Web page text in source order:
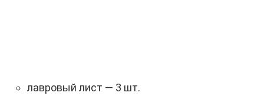
лавровый лист — 3 шт.